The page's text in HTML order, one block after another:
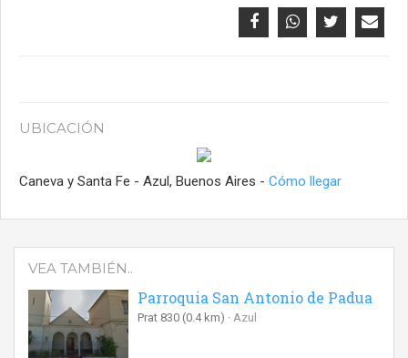
UBICACIÓN
Caneva y Santa Fe - Azul, Buenos Aires - Cómo llegar
VEA TAMBIÉN..
Parroquia San Antonio de Padua
Prat 830 (0.4 km) Azul